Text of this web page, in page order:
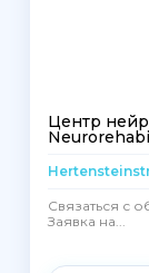
Центр
Связаться с
Заявка на...